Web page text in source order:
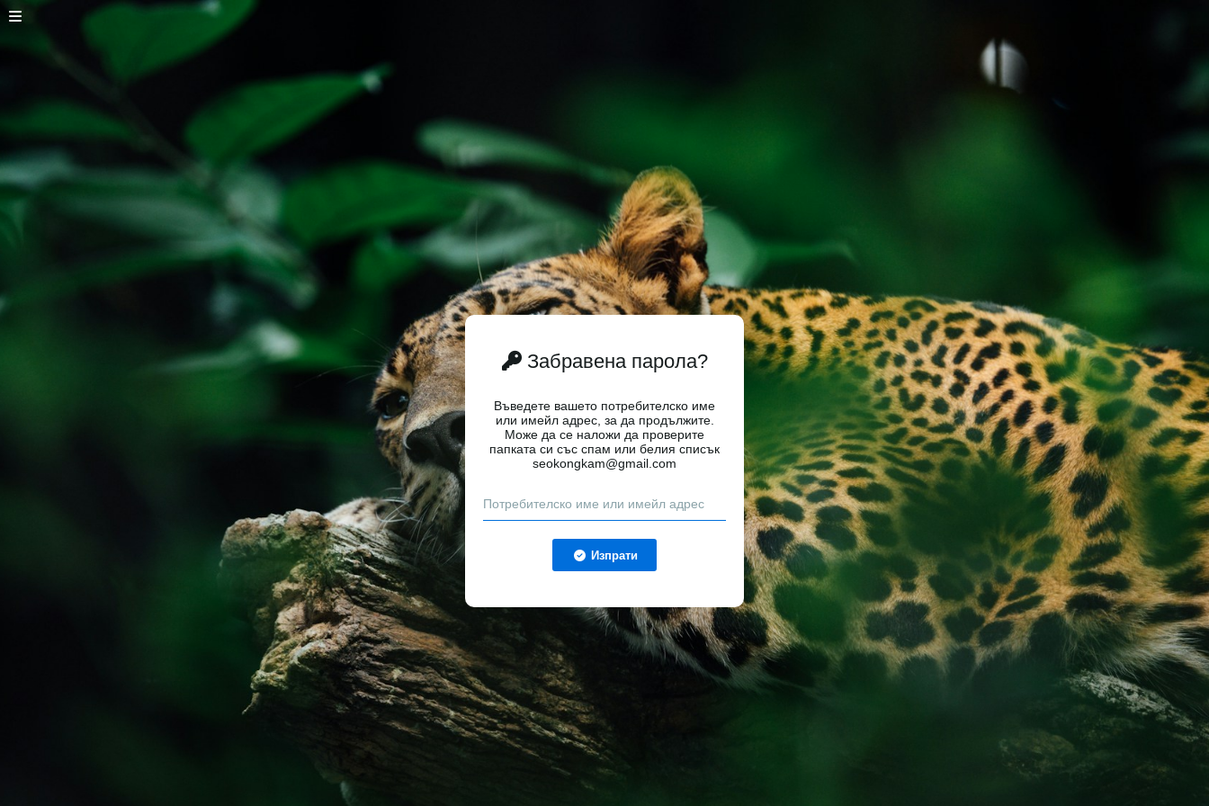
Забравена парола?
Въведете вашето потребителско име
или имейл адрес, за да продължите.
Може да се наложи да проверите
папката си със спам или белия списък
seokongkam@gmail.com
Изпрати